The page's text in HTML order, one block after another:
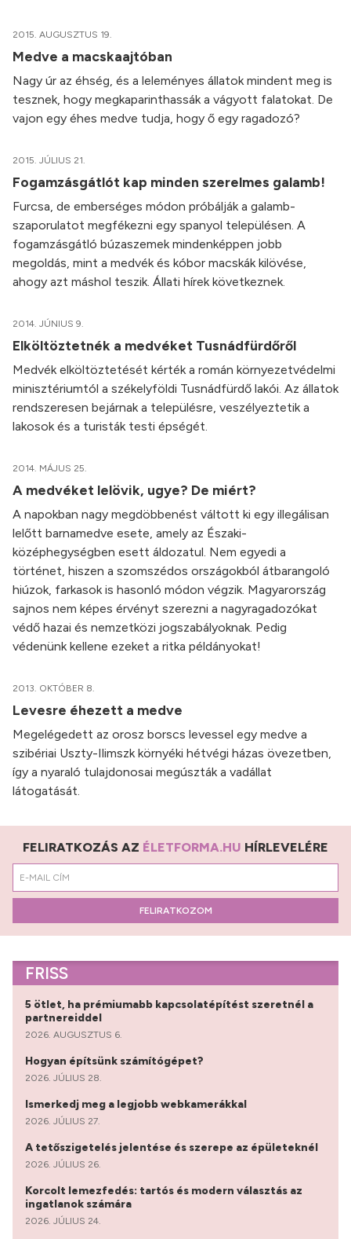
2015. AUGUSZTUS 19.
Medve a macskaajtóban
Nagy úr az éhség, és a leleményes állatok mindent meg is
tesznek, hogy megkaparinthassák a vágyott falatokat. De
vajon egy éhes medve tudja, hogy ő egy ragadozó?
2015. JÚLIUS 21.
Fogamzásgátlót kap minden szerelmes galamb!
Furcsa, de emberséges módon próbálják a galamb-
szaporulatot megfékezni egy spanyol településen. A
fogamzásgátló búzaszemek mindenképpen jobb
megoldás, mint a medvék és kóbor macskák kilövése,
ahogy azt máshol teszik. Állati hírek következnek.
2014. JÚNIUS 9.
Elköltöztetnék a medvéket Tusnádfürdőről
Medvék elköltöztetését kérték a román környezetvédelmi
minisztériumtól a székelyföldi Tusnádfürdő lakói. Az állatok
rendszeresen bejárnak a településre, veszélyeztetik a
lakosok és a turisták testi épségét.
2014. MÁJUS 25.
A medvéket lelövik, ugye? De miért?
A napokban nagy megdöbbenést váltott ki egy illegálisan
lelőtt barnamedve esete, amely az Északi-
középhegységben esett áldozatul. Nem egyedi a
történet, hiszen a szomszédos országokból átbarangoló
hiúzok, farkasok is hasonló módon végzik. Magyarország
sajnos nem képes érvényt szerezni a nagyragadozókat
védő hazai és nemzetközi jogszabályoknak. Pedig
védenünk kellene ezeket a ritka példányokat!
2013. OKTÓBER 8.
Levesre éhezett a medve
Megelégedett az orosz borscs levessel egy medve a
szibériai Uszty-Ilimszk környéki hétvégi házas övezetben,
így a nyaraló tulajdonosai megúszták a vadállat
látogatását.
FELIRATKOZÁS AZ ÉLETFORMA.HU HÍRLEVELÉRE
FELIRATKOZOM
FRISS
5 ötlet, ha prémiumabb kapcsolatépítést szeretnél a
partnereiddel
2026. AUGUSZTUS 6.
Hogyan építsünk számítógépet?
2026. JÚLIUS 28.
Ismerkedj meg a legjobb webkamerákkal
2026. JÚLIUS 27.
A tetőszigetelés jelentése és szerepe az épületeknél
2026. JÚLIUS 26.
Korcolt lemezfedés: tartós és modern választás az
ingatlanok számára
2026. JÚLIUS 24.